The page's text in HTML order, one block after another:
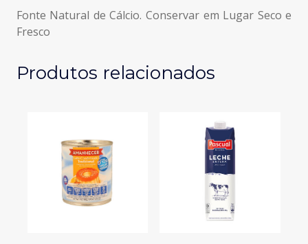
Fonte Natural de Cálcio. Conservar em Lugar Seco e
Fresco
Produtos relacionados